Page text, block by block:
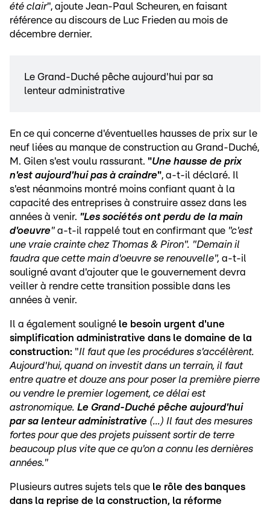
été clair", ajoute Jean-Paul Scheuren, en faisant
référence au discours de Luc Frieden au mois de
décembre dernier.
Le Grand-Duché pêche aujourd'hui par sa
lenteur administrative
En ce qui concerne d'éventuelles hausses de prix sur le
neuf liées au manque de construction au Grand-Duché,
M. Gilen s'est voulu rassurant. "Une hausse de prix
n'est aujourd'hui pas à craindre", a-t-il déclaré. Il
s'est néanmoins montré moins confiant quant à la
capacité des entreprises à construire assez dans les
années à venir. "Les sociétés ont perdu de la main
d'oeuvre" a-t-il rappelé tout en confirmant que "c'est
une vraie crainte chez Thomas & Piron". "Demain il
faudra que cette main d'oeuvre se renouvelle", a-t-il
souligné avant d'ajouter que le gouvernement devra
veiller à rendre cette transition possible dans les
années à venir.
Il a également souligné le besoin urgent d'une
simplification administrative dans le domaine de la
construction: "Il faut que les procédures s'accélèrent.
Aujourd'hui, quand on investit dans un terrain, il faut
entre quatre et douze ans pour poser la première pierre
ou vendre le premier logement, ce délai est
astronomique. Le Grand-Duché pêche aujourd'hui
par sa lenteur administrative (...) Il faut des mesures
fortes pour que des projets puissent sortir de terre
beaucoup plus vite que ce qu'on a connu les dernières
années."
Plusieurs autres sujets tels que le rôle des banques
dans la reprise de la construction, la réforme